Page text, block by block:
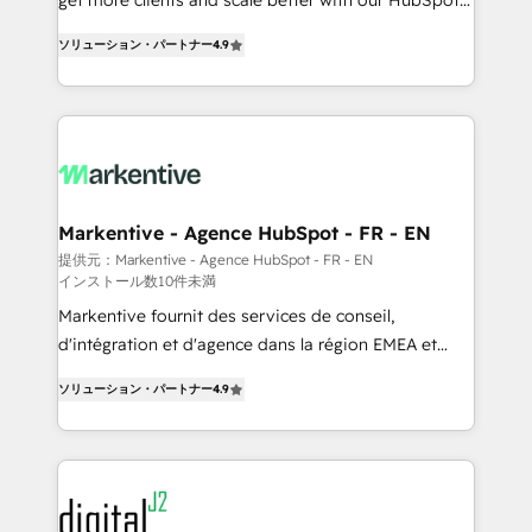
AI, & maximize AEO with tailored AI services. 🧩
Integrations: Extend HubSpot with custom
Work With 🚀 We help lean, growing companies: -
Win more business - Reduce no-shows - Improve
lead & deal conversion rates - Scale with less
What do you get? 🤓 Our client's are too busy to
Personal Consultant + Tech Team to handle the
heavy lifting of mapping out AND building your ideal
system. + Get best practices and 'don't know what
you don't know' recommendations to maximize
conversions! OTF is an Elite Partner (top 1% of
Partner of the Year 💥 Trusted by 2,500+ companies
to help them scale and close more business, by
using HubSpot (the right way). ⭐️ Here's more info:
learn more!
ソリューション・パートナー4.9
Markentive - Agence HubSpot - FR - EN
提供元：Markentive - Agence HubSpot - FR - EN
インストール数10件未満
Markentive fournit des services de conseil,
d'intégration et d'agence dans la région EMEA et
marketing automation, Growth, Revops, CRM et
webdesign. Markentive is both a consulting firm, a
digital agency and an integrator. With over 115
experts in marketing automation, growth, revops,
CRM and webdesign (We focus on EMEA - USA
ソリューション・パートナー4.9